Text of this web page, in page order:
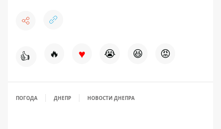
👍 🔥 ♥ 😭 😆 😡
ПОГОДА ДНЕПР НОВОСТИ ДНЕПРА